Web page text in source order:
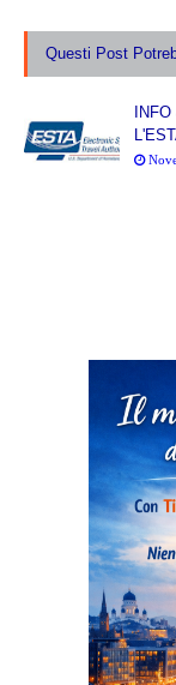
Questi Post